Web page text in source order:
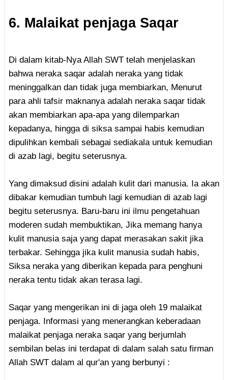
6. Malaikat penjaga Saqar
Di dalam kitab-Nya Allah SWT telah menjelaskan
bahwa neraka saqar adalah neraka yang tidak
meninggalkan dan tidak juga membiarkan, Menurut
para ahli tafsir maknanya adalah neraka saqar tidak
akan membiarkan apa-apa yang dilemparkan
kepadanya, hingga di siksa sampai habis kemudian
dipulihkan kembali sebagai sediakala untuk kemudian
di azab lagi, begitu seterusnya.
Yang dimaksud disini adalah kulit dari manusia. Ia akan
dibakar kemudian tumbuh lagi kemudian di azab lagi
begitu seterusnya. Baru-baru ini ilmu pengetahuan
moderen sudah membuktikan, Jika memang hanya
kulit manusia saja yang dapat merasakan sakit jika
terbakar. Sehingga jika kulit manusia sudah habis,
Siksa neraka yang diberikan kepada para penghuni
neraka tentu tidak akan terasa lagi.
Saqar yang mengerikan ini di jaga oleh 19 malaikat
penjaga. Informasi yang menerangkan keberadaan
malaikat penjaga neraka saqar yang berjumlah
sembilan belas ini terdapat di dalam salah satu firman
Allah SWT dalam al qur'an yang berbunyi :